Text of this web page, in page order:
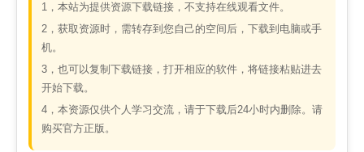
1，本站为提供资源下载链接，不支持在线观看文件。
2，获取资源时，需转存到您自己的空间后，下载到电脑或手
机。
3，也可以复制下载链接，打开相应的软件，将链接粘贴进去
开始下载。
4，本资源仅供个人学习交流，请于下载后24小时内删除。请
购买官方正版。